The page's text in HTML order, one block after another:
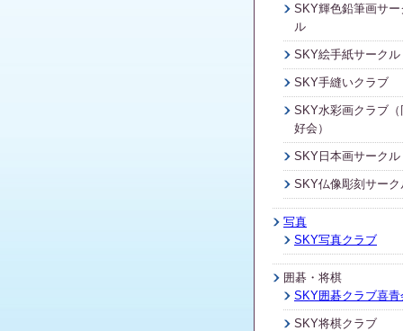
SKY輝色鉛筆画サー
ル
SKY絵手紙サークル
SKY手縫いクラブ
SKY水彩画クラブ（
好会）
SKY日本画サークル
SKY仏像彫刻サーク
写真
SKY写真クラブ
囲碁・将棋
SKY囲碁クラブ喜青
SKY将棋クラブ